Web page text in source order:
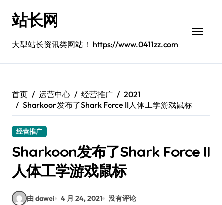
站长网
大型站长资讯类网站！ https://www.0411zz.com
首页 运营中心 经营推广
2021
Sharkoon发布了Shark Force II人体工学游戏鼠标
经营推广
Sharkoon发布了Shark Force II
人体工学游戏鼠标
由 dawei 4 月 24, 2021
没有评论